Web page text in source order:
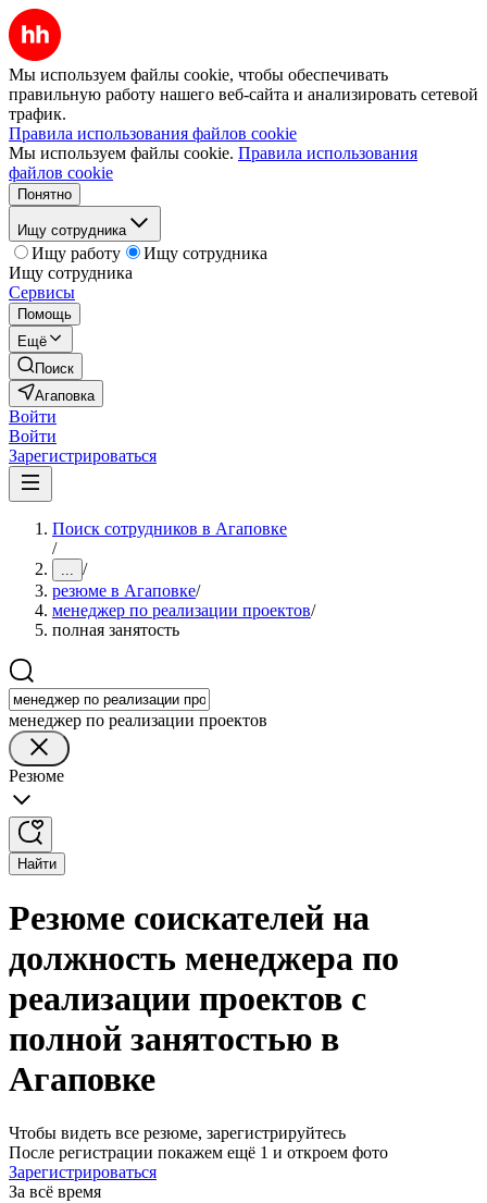
Мы используем файлы cookie, чтобы обеспечивать
правильную работу нашего веб-сайта и анализировать сетевой
трафик.
Правила использования файлов cookie
Мы используем файлы cookie. Правила использования
файлов cookie
Понятно
Ищу сотрудника
Ищу работу
Ищу сотрудника
Ищу сотрудника
Сервисы
Помощь
Ещё
Поиск
Агаповка
Войти
Войти
Зарегистрироваться
Поиск сотрудников в Агаповке
/
... /
резюме в Агаповке/
менеджер по реализации проектов/
полная занятость
менеджер по реализации проектов
Резюме
Найти
Резюме соискателей на
должность менеджера по
реализации проектов с
полной занятостью в
Агаповке
Чтобы видеть все резюме, зарегистрируйтесь
После регистрации покажем ещё 1 и откроем фото
Зарегистрироваться
За всё время